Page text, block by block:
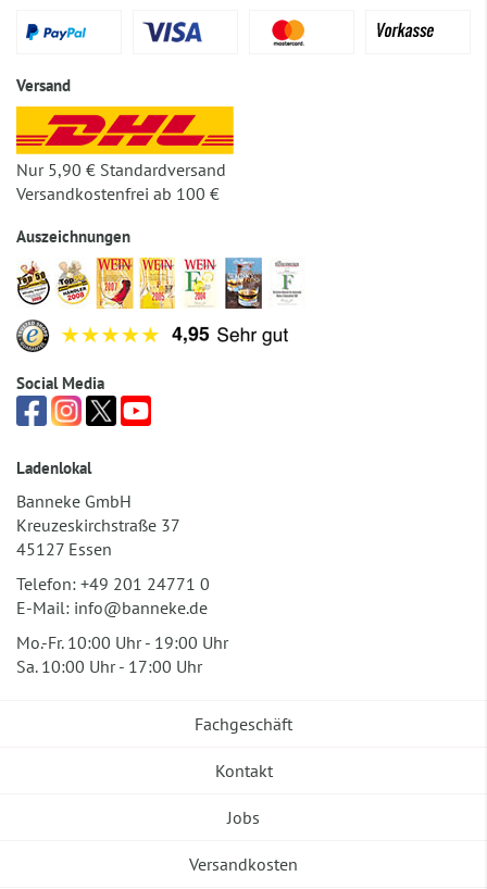
Versand
Nur 5,90 € Standardversand
Versandkostenfrei ab 100 €
Auszeichnungen
Social Media
Ladenlokal
Banneke GmbH
Kreuzeskirchstraße 37
45127 Essen
Telefon: +49 201 24771 0
E-Mail: info@banneke.de
Mo.-Fr. 10:00 Uhr - 19:00 Uhr
Sa. 10:00 Uhr - 17:00 Uhr
Fachgeschäft
Kontakt
Jobs
Versandkosten